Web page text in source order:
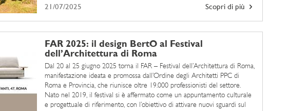
Scopri di più
21/07/2025
FAR 2025: il design BertO al Festival
dell’Architettura di Roma
Dal 20 al 25 giugno 2025 torna il FAR – Festival dell’Architettura di Roma,
manifestazione ideata e promossa dall’Ordine degli Architetti PPC di
Roma e Provincia, che riunisce oltre 19.000 professionisti del settore.
Nato nel 2019, il festival si è affermato come un appuntamento culturale
e progettuale di riferimento, con l’obiettivo di attivare nuovi sguardi sul